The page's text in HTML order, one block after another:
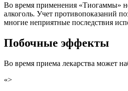
Во время применения «Тиогаммы»
алкоголь. Учет противопоказаний
многие неприятные последствия
Побочные эффекты
Во время приема лекарства может
«>